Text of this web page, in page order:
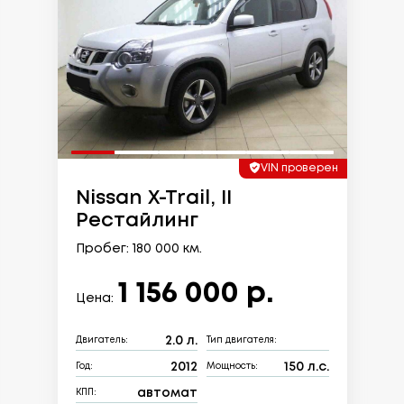
VIN проверен
Nissan X-Trail, II
Рестайлинг
Пробег: 180 000 км.
Цена: 1 156 000 р.
Двигатель: 2.0 л. Тип двигателя:
Год: 2012 Мощность: 150 л.с.
КПП: автомат